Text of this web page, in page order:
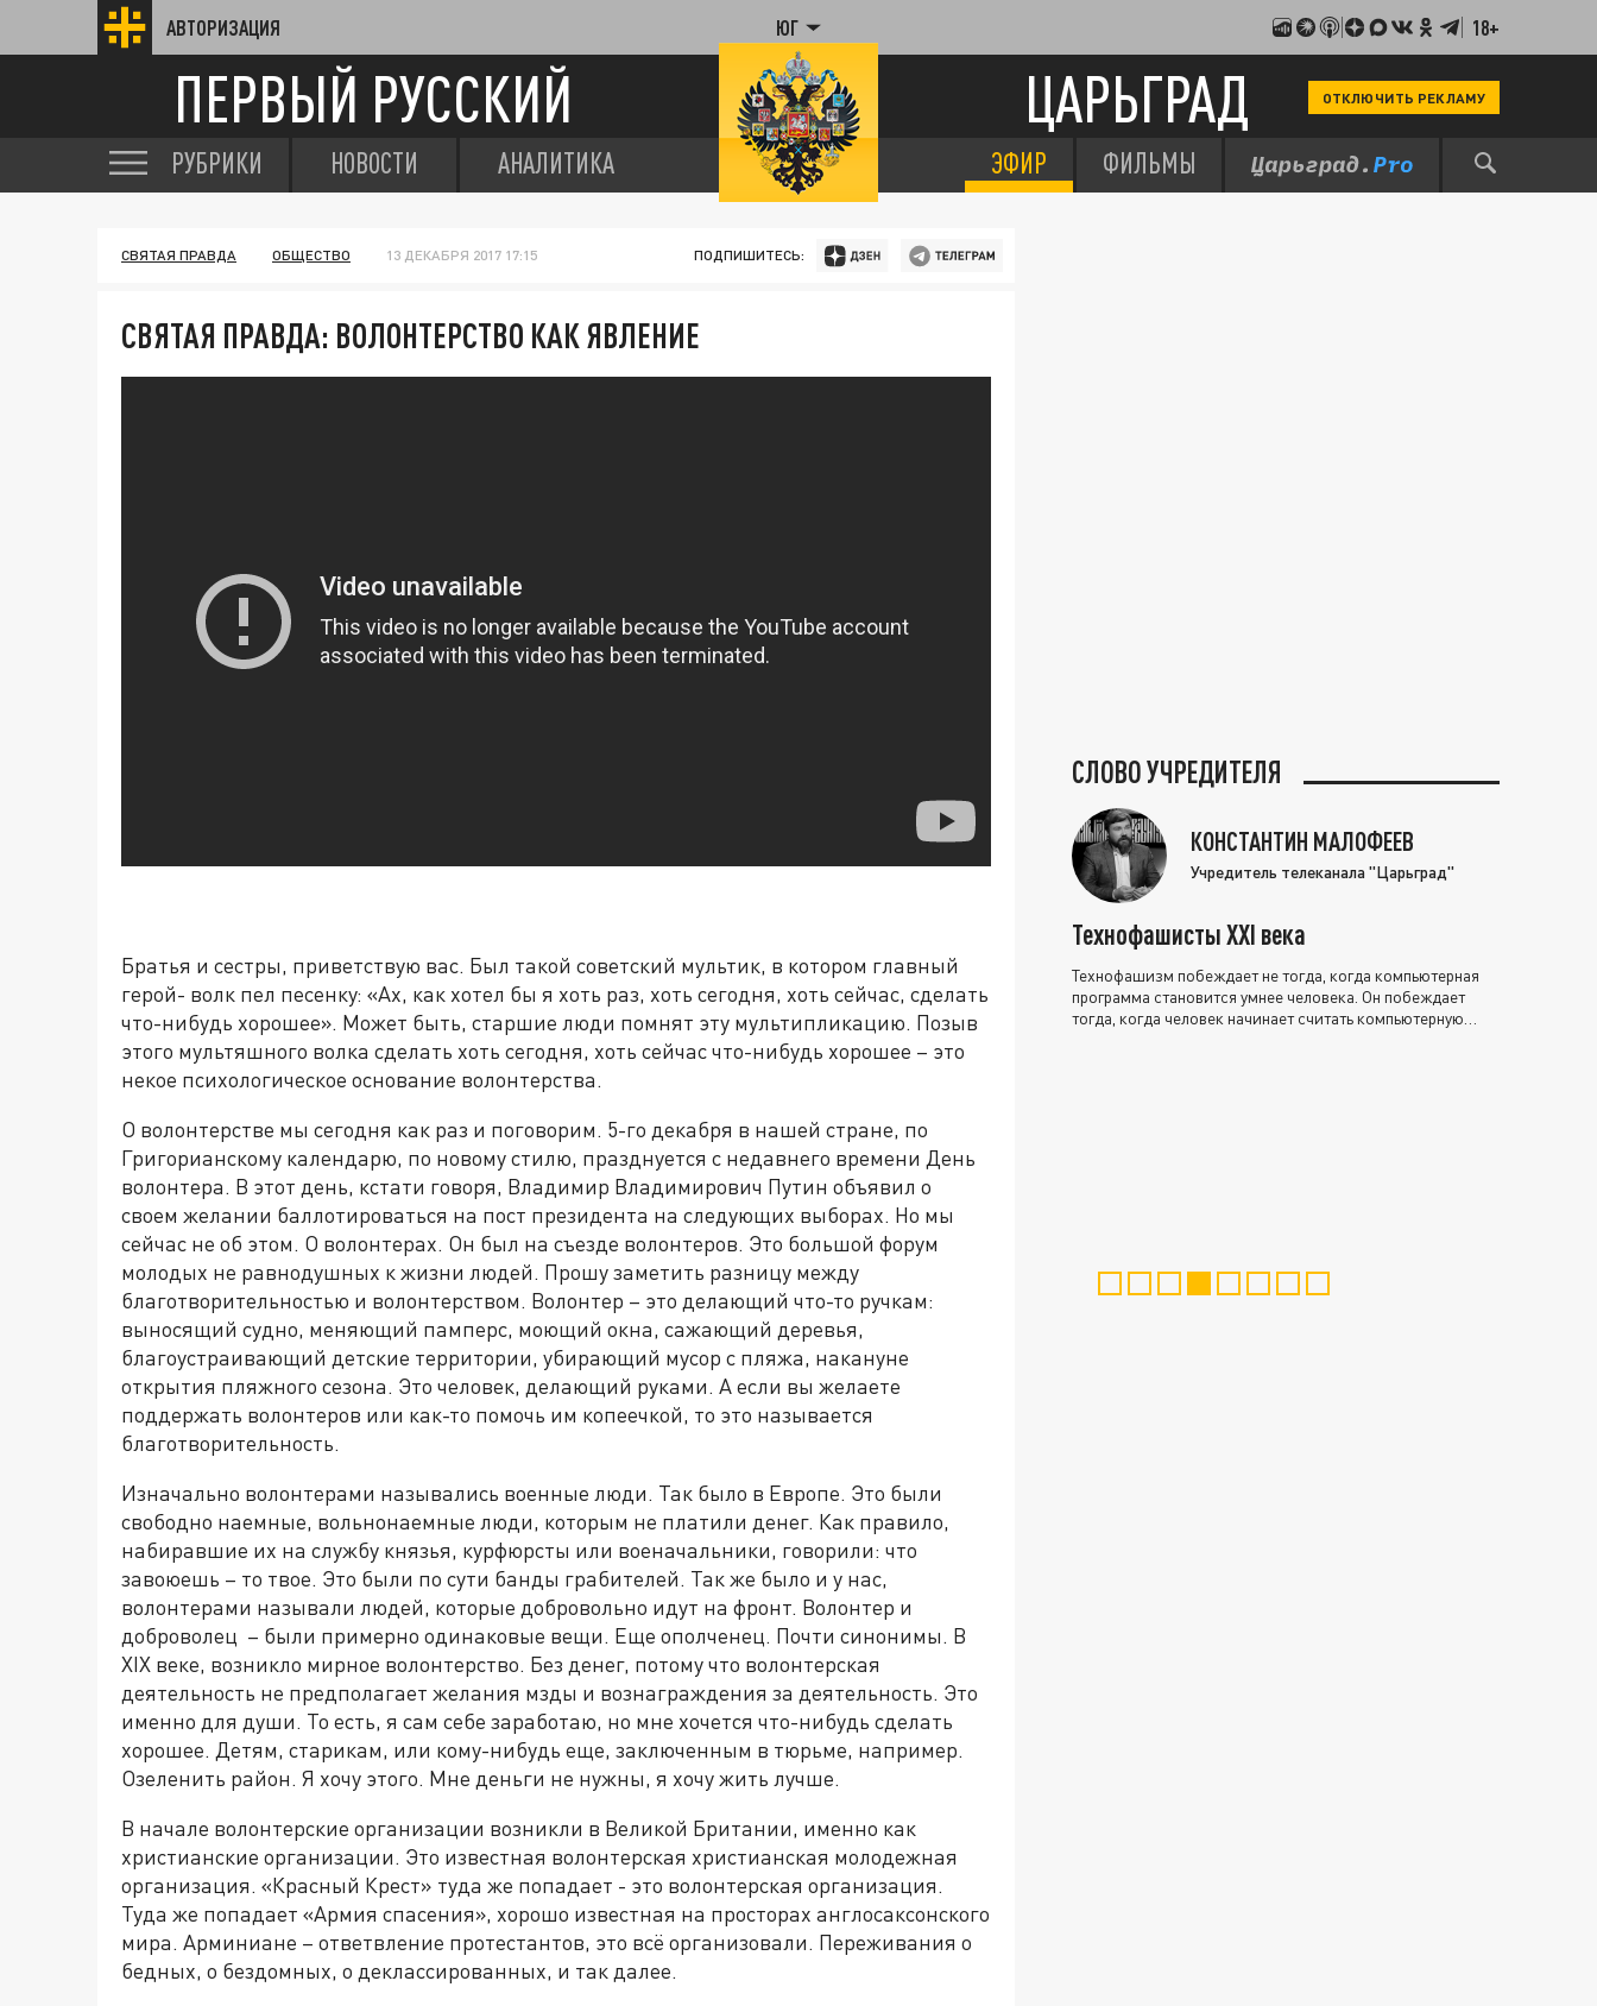
АВТОРИЗАЦИЯ ЮГ 18+
ПЕРВЫЙ РУССКИЙ ЦАРЬГРАД ОТКЛЮЧИТЬ РЕКЛАМУ
РУБРИКИ НОВОСТИ АНАЛИТИКА ЭФИР ФИЛЬМЫ
СВЯТАЯ ПРАВДА ОБЩЕСТВО 13 ДЕКАБРЯ 2017 17:15 ПОДПИШИТЕСЬ:
СВЯТАЯ ПРАВДА: ВОЛОНТЕРСТВО КАК ЯВЛЕНИЕ
Братья и сестры, приветствую вас. Был такой советский мультик, в котором главный
герой- волк пел песенку: «Ах, как хотел бы я хоть раз, хоть сегодня, хоть сейчас, сделать
что-нибудь хорошее». Может быть, старшие люди помнят эту мультипликацию. Позыв
этого мультяшного волка сделать хоть сегодня, хоть сейчас что-нибудь хорошее – это
некое психологическое основание волонтерства.
О волонтерстве мы сегодня как раз и поговорим. 5-го декабря в нашей стране, по
Григорианскому календарю, по новому стилю, празднуется с недавнего времени День
волонтера. В этот день, кстати говоря, Владимир Владимирович Путин объявил о
своем желании баллотироваться на пост президента на следующих выборах. Но мы
сейчас не об этом. О волонтерах. Он был на съезде волонтеров. Это большой форум
молодых не равнодушных к жизни людей. Прошу заметить разницу между
благотворительностью и волонтерством. Волонтер – это делающий что-то ручкам:
выносящий судно, меняющий памперс, моющий окна, сажающий деревья,
благоустраивающий детские территории, убирающий мусор с пляжа, накануне
открытия пляжного сезона. Это человек, делающий руками. А если вы желаете
поддержать волонтеров или как-то помочь им копеечкой, то это называется
благотворительность.
Изначально волонтерами назывались военные люди. Так было в Европе. Это были
свободно наемные, вольнонаемные люди, которым не платили денег. Как правило,
набиравшие их на службу князья, курфюрсты или военачальники, говорили: что
завоюешь – то твое. Это были по сути банды грабителей. Так же было и у нас,
волонтерами называли людей, которые добровольно идут на фронт. Волонтер и
доброволец – были примерно одинаковые вещи. Еще ополченец. Почти синонимы. В
XIX веке, возникло мирное волонтерство. Без денег, потому что волонтерская
деятельность не предполагает желания мзды и вознаграждения за деятельность. Это
именно для души. То есть, я сам себе заработаю, но мне хочется что-нибудь сделать
хорошее. Детям, старикам, или кому-нибудь еще, заключенным в тюрьме, например.
Озеленить район. Я хочу этого. Мне деньги не нужны, я хочу жить лучше.
В начале волонтерские организации возникли в Великой Британии, именно как
христианские организации. Это известная волонтерская христианская молодежная
организация. «Красный Крест» туда же попадает - это волонтерская организация.
Туда же попадает «Армия спасения», хорошо известная на просторах англосаксонского
мира. Арминиане – ответвление протестантов, это всё организовали. Переживания о
бедных, о бездомных, о деклассированных, и так далее.
СЛОВО УЧРЕДИТЕЛЯ
КОНСТАНТИН МАЛОФЕЕВ
Учредитель телеканала "Царьград"
Технофашисты XXI века
Технофашизм побеждает не тогда, когда компьютерная
программа становится умнее человека. Он побеждает
тогда, когда человек начинает считать компьютерную